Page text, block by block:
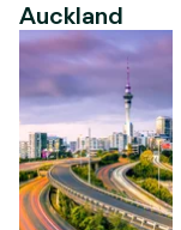
Auckland